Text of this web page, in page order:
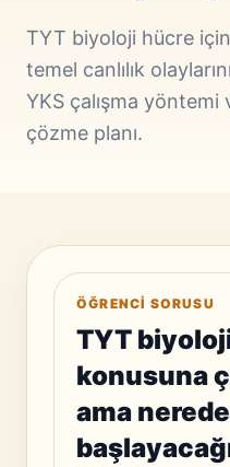
TYT biyoloji hücre
temel canlılık
YKS çalışma
çözme planı.
ÖĞRENCI SORUSU
TYT
konusuna
ama